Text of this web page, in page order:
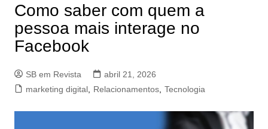
Como saber com quem a
pessoa mais interage no
Facebook
SB em Revista
abril 21, 2026
marketing digital, Relacionamentos, Tecnologia